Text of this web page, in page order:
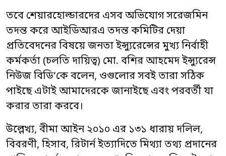
তবে শেয়ারহোল্ডারদের এসব অভিযোগ সরেজমিন
তদন্ত করে আইডিআরএ তদন্ত কমিটির দেয়া
প্রতিবেদনের বিষয়ে জনতা ইন্স্যুরেন্সের মুখ্য নির্বাহী
কর্মকর্তা (চলতি দায়িত্ব) মো. বশির আহমেদ ইন্স্যুরেন্স
নিউজ বিডি’কে বলেন, ওগুলোর সবই তারা সঠিক
পাইছে এটাই আমাদেরকে জানাইছে এবং পরবর্তী যা
করার তারা করবে।
উল্লেখ্য, বীমা আইন ২০১০ এর ১৩১ ধারায় দলিল,
বিবরণী, হিসাব, রিটার্ন ইত্যাদিতে মিথ্যা তথ্য প্রদানের